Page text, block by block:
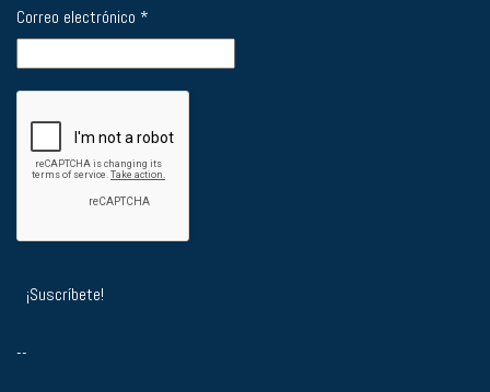
Correo electrónico *
--